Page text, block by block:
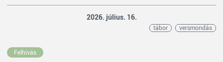
2026. július. 16.
tábor versmondás
Felhívás